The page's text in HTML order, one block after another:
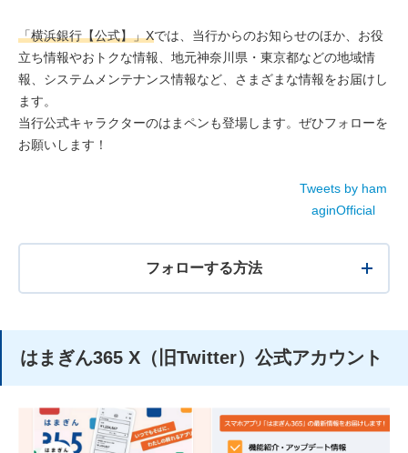
「横浜銀行【公式】」Xでは、当行からのお知らせのほか、お役
立ち情報やおトクな情報、地元神奈川県・東京都などの地域情
報、システムメンテナンス情報など、さまざまな情報をお届けし
ます。
当行公式キャラクターのはまペンも登場します。ぜひフォローを
お願いします！
Tweets by ham
aginOfficial
フォローする方法
はまぎん365 X（旧Twitter）公式アカウント